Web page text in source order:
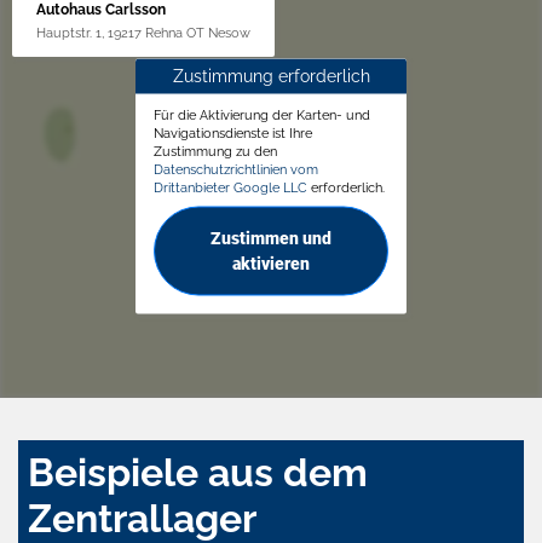
Autohaus Carlsson
Hauptstr. 1, 19217 Rehna OT Nesow
Zustimmung erforderlich
Für die Aktivierung der Karten- und
Navigationsdienste ist Ihre
Zustimmung zu den
Datenschutzrichtlinien vom
Drittanbieter Google LLC erforderlich.
Zustimmen und
aktivieren
Beispiele aus dem
Zentrallager